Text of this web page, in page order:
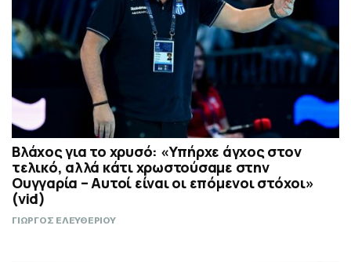
Βλάχος για το χρυσό: «Υπήρχε άγχος στον
τελικό, αλλά κάτι χρωστούσαμε στην
Ουγγαρία – Αυτοί είναι οι επόμενοι στόχοι»
(vid)
ΓΙΩΡΓΟΣ ΕΛΕΥΘΕΡΙΟΥ